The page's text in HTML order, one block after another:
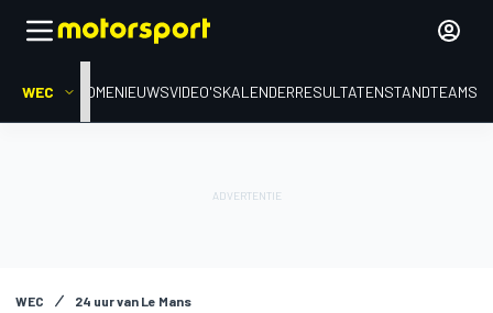
WEC HOMENIEUWSVIDEO'SKALENDERRESULTATENSTANDTEAMS
WEC 24 uur van Le Mans